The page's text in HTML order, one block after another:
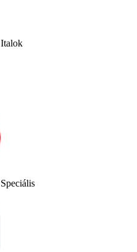
Italok
Speciális